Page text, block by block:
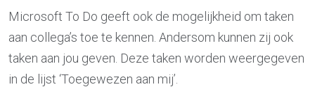
Microsoft To Do geeft ook de mogelijkheid om taken
aan collega’s toe te kennen. Andersom kunnen zij ook
taken aan jou geven. Deze taken worden weergegeven
in de lijst ‘Toegewezen aan mij’.